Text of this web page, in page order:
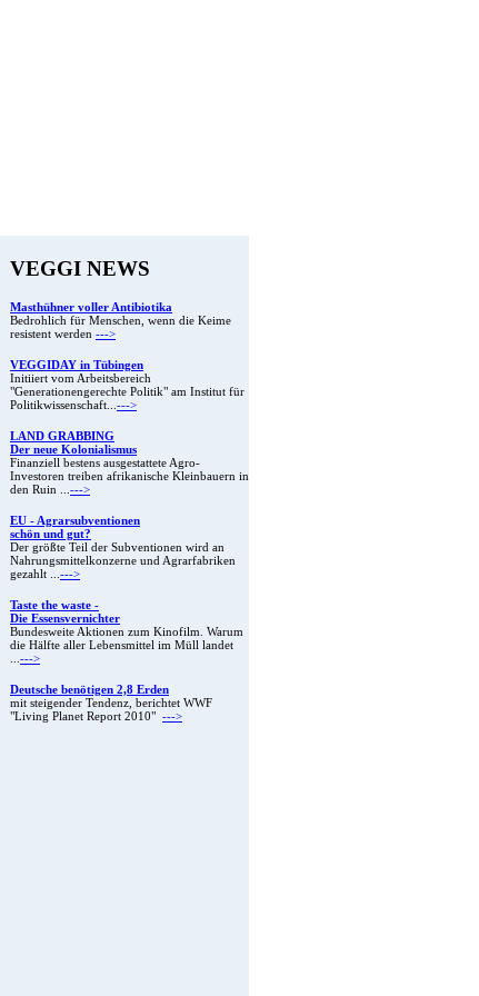
VEGGI NEWS
Masthühner voller Antibiotika
Bedrohlich für Menschen, wenn die Keime
resistent werden --->
VEGGIDAY in Tübingen
Initiiert vom Arbeitsbereich
"Generationengerechte Politik" am Institut für
Politikwissenschaft...--->
LAND GRABBING
Der neue Kolonialismus
Finanziell bestens ausgestattete Agro-
Investoren treiben afrikanische Kleinbauern in
den Ruin ...--->
EU - Agrarsubventionen
schön und gut?
Der größte Teil der Subventionen wird an
Nahrungsmittelkonzerne und Agrarfabriken
gezahlt ...--->
Taste the waste -
Die Essensvernichter
Bundesweite Aktionen zum Kinofilm. Warum
die Hälfte aller Lebensmittel im Müll landet
...--->
Deutsche benötigen 2,8 Erden
mit steigender Tendenz, berichtet WWF
"Living Planet Report 2010" --->